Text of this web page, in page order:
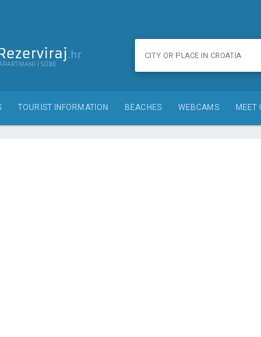
TOURIST INFORMATION BEACHES WEBCAMS MEET